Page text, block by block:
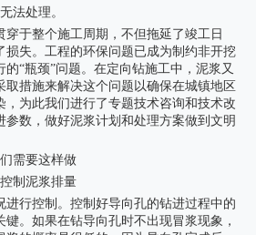
法处理。
穿于整个施工周期，不但拖延了竣工日
损失。工程的环保问题已成为制约非开挖
“瓶颈”问题。在定向钻施工中，泥浆又
取措施来解决这个问题以确保在城镇地区
，为此我们进行了专题技术咨询和技术改
参数，做好泥浆计划和处理方案做到文明
需要这样做
制泥浆排量
进行控制。控制好导向孔的钻进过程中的
。如果在钻导向孔时不出现冒浆现象，